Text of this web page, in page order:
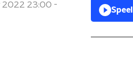
23:00 -